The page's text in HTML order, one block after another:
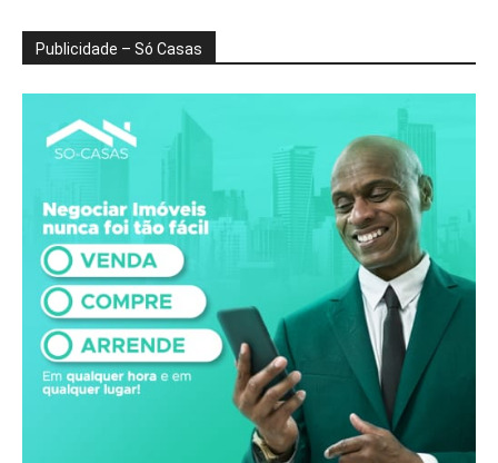
Publicidade – Só Casas